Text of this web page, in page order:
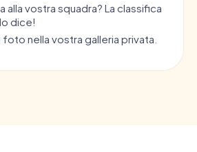
alla vostra squadra? La classifica
dice!
nella vostra galleria privata.